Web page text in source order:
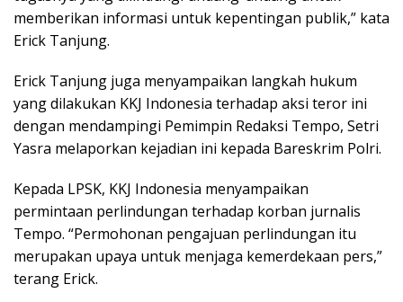
memberikan informasi untuk kepentingan publik,” kata
Erick Tanjung.
Erick Tanjung juga menyampaikan langkah hukum
yang dilakukan KKJ Indonesia terhadap aksi teror ini
dengan mendampingi Pemimpin Redaksi Tempo, Setri
Yasra melaporkan kejadian ini kepada Bareskrim Polri.
Kepada LPSK, KKJ Indonesia menyampaikan
permintaan perlindungan terhadap korban jurnalis
Tempo. “Permohonan pengajuan perlindungan itu
merupakan upaya untuk menjaga kemerdekaan pers,”
terang Erick.